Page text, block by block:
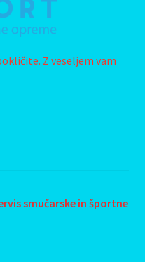
Z veseljem vam
smučarske in športne